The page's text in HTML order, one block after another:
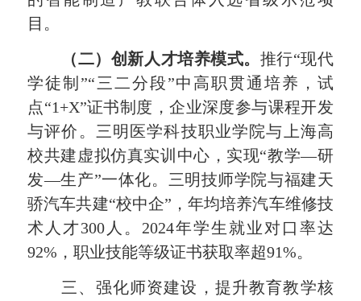
目。
（二）创新人才培养模式。 推行“现代
学徒制”“三二分段”中高职贯通培养，试
点“1+X”证书制度，企业深度参与课程开发
与评价。三明医学科技职业学院与上海高
校共建虚拟仿真实训中心，实现“教学—研
发—生产”一体化。三明技师学院与福建天
骄汽车共建“校中企”，年均培养汽车维修技
术人才300 人。 2024年学生就业对口率达
92%，职业技能等级证书获取率超91%。
三、强化师资建设，提升教育教学核